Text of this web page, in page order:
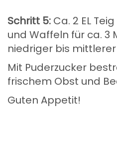
Schritt 5: Ca. 2 EL
und Waffeln für ca. 3
niedriger bis
Mit Puderzucker
frischem Obst und
Guten Appetit!